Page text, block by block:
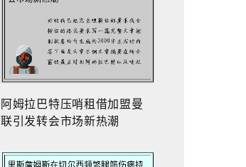
阿姆拉巴特压哨租借加盟曼
联引发转会市场新热潮